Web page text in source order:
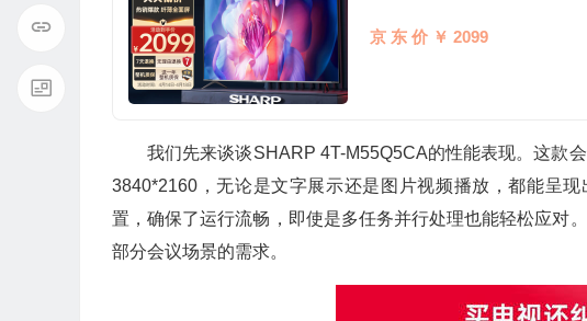
京 东 价 ￥ 2099
我们先来谈谈SHARP 4T-M55Q5CA的性能表现。这款
3840*2160，无论是文字展示还是图片视频播放，都能呈
置，确保了运行流畅，即使是多任务并行处理也能轻松应对
部分会议场景的需求。